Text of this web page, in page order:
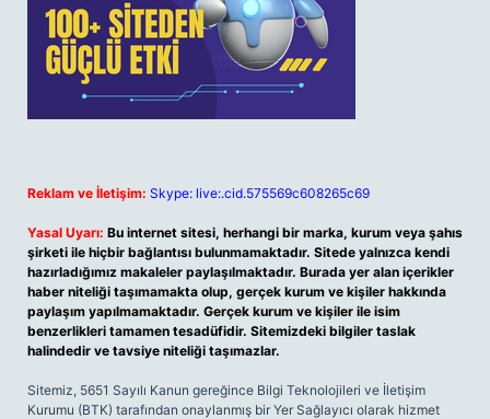
Reklam ve İletişim: Skype: live:.cid.575569c608265c69
Yasal Uyarı: Bu internet sitesi, herhangi bir marka, kurum veya şahıs
şirketi ile hiçbir bağlantısı bulunmamaktadır. Sitede yalnızca kendi
hazırladığımız makaleler paylaşılmaktadır. Burada yer alan içerikler
haber niteliği taşımamakta olup, gerçek kurum ve kişiler hakkında
paylaşım yapılmamaktadır. Gerçek kurum ve kişiler ile isim
benzerlikleri tamamen tesadüfidir. Sitemizdeki bilgiler taslak
halindedir ve tavsiye niteliği taşımazlar.
Sitemiz, 5651 Sayılı Kanun gereğince Bilgi Teknolojileri ve İletişim
Kurumu (BTK) tarafından onaylanmış bir Yer Sağlayıcı olarak hizmet